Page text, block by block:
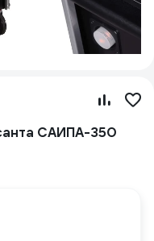
САИПА-350